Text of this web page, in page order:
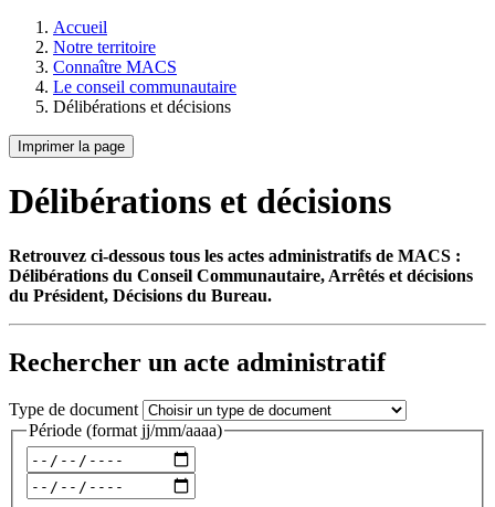
Accueil
Notre territoire
Connaître MACS
Le conseil communautaire
Délibérations et décisions
Imprimer la page
Délibérations et décisions
Retrouvez ci-dessous tous les actes administratifs de MACS :
Délibérations du Conseil Communautaire, Arrêtés et décisions
du Président, Décisions du Bureau.
Rechercher un acte administratif
Type de document
Période (format jj/mm/aaaa)